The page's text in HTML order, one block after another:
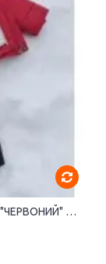
Комбінезон зимовий роздільний однотон "ЧЕРВОНИЙ" розмір 104-110